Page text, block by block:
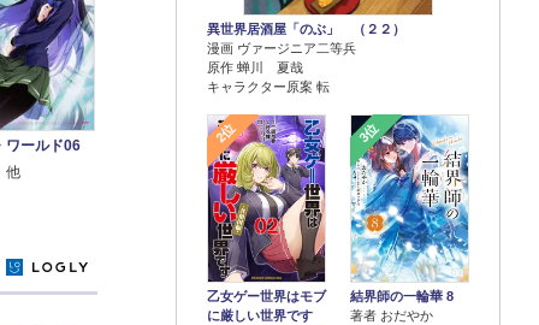
ワールド06
異世界居酒屋「のぶ」 （２２）
漫画 ヴァージニア二等兵
原作 蝉川 夏哉
キャラクター原案 転
2位
乙女ゲー世界はモブ
に厳しい世界です
3位
結界師の一輪華 8
著者 おだやか